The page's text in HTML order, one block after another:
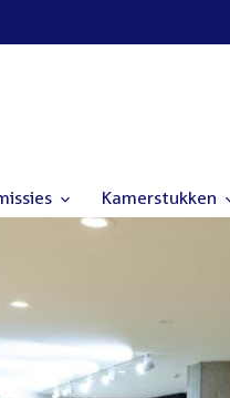
Kamerstukken